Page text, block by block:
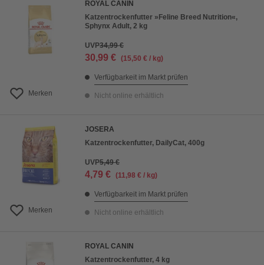
Merken
ROYAL CANIN
Katzentrockenfutter »Feline Breed Nutrition«,
Sphynx Adult, 2 kg
UVP34,99 €
30,99 € (15,50 € / kg)
Verfügbarkeit im Markt prüfen
Nicht online erhältlich
Merken
JOSERA
Katzentrockenfutter, DailyCat, 400g
UVP5,49 €
4,79 € (11,98 € / kg)
Verfügbarkeit im Markt prüfen
Nicht online erhältlich
ROYAL CANIN
Katzentrockenfutter, 4 kg